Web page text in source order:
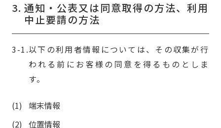
3. 通知・公表又は同意取得の方法、利用
中止要請の方法
以下の利用者情報については、その収集が行
われる前にお客様の同意を得るものとしま
す。
端末情報
位置情報